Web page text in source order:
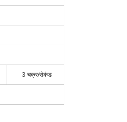
3 चक्र/सेकंड